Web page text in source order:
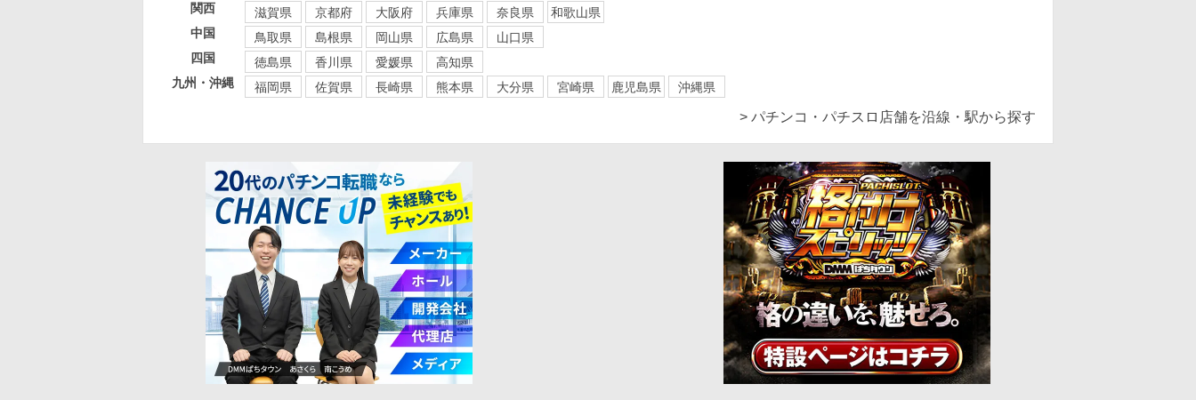
関西
滋賀県 京都府 大阪府 兵庫県 奈良県
和歌山県
中国
鳥取県 島根県 岡山県 広島県
山口県
四国
徳島県 香川県 愛媛県
高知県
九州・沖縄
福岡県 佐賀県 長崎県 熊本県 大分県 宮崎県 鹿児島県 沖縄県
> パチンコ・パチスロ店舗を沿線・駅から探す